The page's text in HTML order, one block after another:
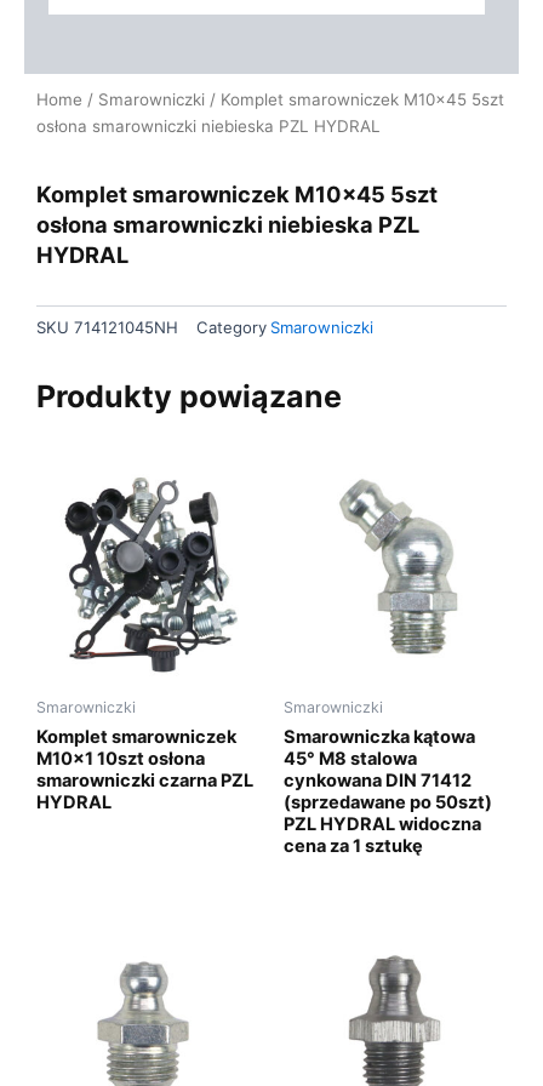
Home / Smarowniczki / Komplet smarowniczek M10x45 5szt
osłona smarowniczki niebieska PZL HYDRAL
Komplet smarowniczek M10x45 5szt
osłona smarowniczki niebieska PZL
HYDRAL
SKU 714121045NH Category Smarowniczki
Produkty powiązane
Smarowniczki
Komplet smarowniczek
M10x1 10szt osłona
smarowniczki czarna PZL
HYDRAL
Smarowniczki
Smarowniczka kątowa
45° M8 stalowa
cynkowana DIN 71412
(sprzedawane po 50szt)
PZL HYDRAL widoczna
cena za 1 sztukę